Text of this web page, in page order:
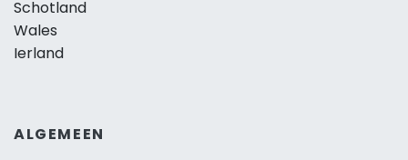
Schotland
Wales
Ierland
ALGEMEEN